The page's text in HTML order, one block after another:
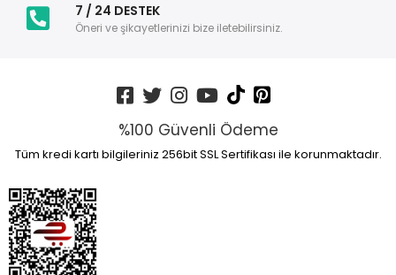
7 / 24 DESTEK
Öneri ve şikayetlerinizi bize iletebilirsiniz.
%100 Güvenli Ödeme
Tüm kredi kartı bilgileriniz 256bit SSL Sertifikası ile korunmaktadır.